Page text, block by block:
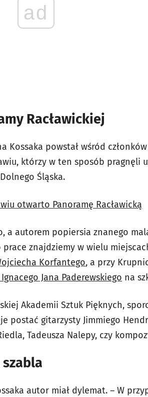
ad
Racławickiej
Kossaka powstał wśród
którzy w ten sposób pragnęli
Śląska.
otwarto Panoramę Racławicką
a autorem popiersia znanego
znajdziemy w wielu
Korfantego, a przy
Jana Paderewskiego na
Akademii Sztuk Pięknych,
postać gitarzysty Jimmiego
Tadeusza Nalepy, czy
autor miał dylemat. – W